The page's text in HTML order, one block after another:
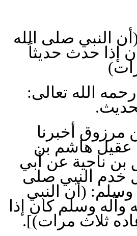
النبي صلى الله
إذا حدث حديثاً
الله تعالى:
مرزوق أخبرنا
عقيل هاشم بن
بن ناجية عن أبي
خدم النبي صلى
وسلم: (أن النبي
وآله وسلم كان إذا
ثلاث مرات)].